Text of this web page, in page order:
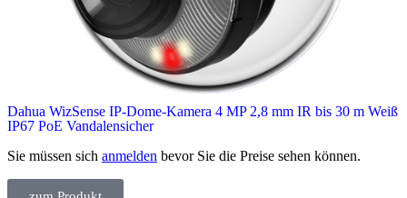
Dahua WizSense IP-Dome-Kamera 4 MP 2,8 mm IR bis 30 m Weiß
IP67 PoE Vandalensicher
Sie müssen sich anmelden bevor Sie die Preise sehen können.